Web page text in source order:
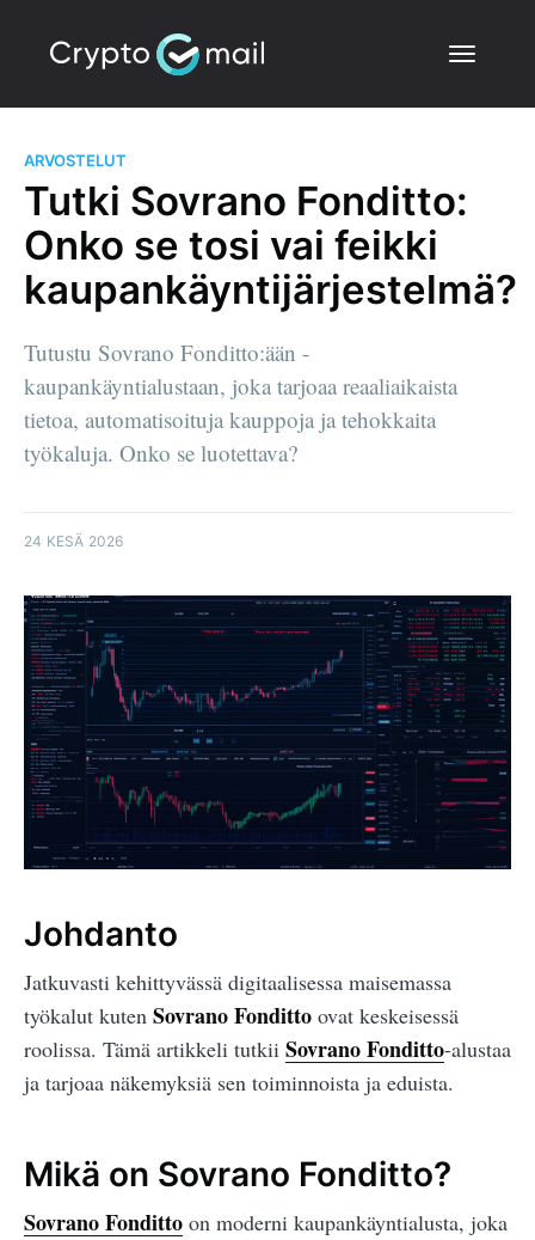
ARVOSTELUT
Tutki Sovrano Fonditto:
Onko se tosi vai feikki
kaupankäyntijärjestelmä?
Tutustu Sovrano Fonditto:ään -
kaupankäyntialustaan, joka tarjoaa reaaliaikaista
tietoa, automatisoituja kauppoja ja tehokkaita
työkaluja. Onko se luotettava?
24 KESÄ 2026
Johdanto
Jatkuvasti kehittyvässä digitaalisessa maisemassa
työkalut kuten Sovrano Fonditto ovat keskeisessä
roolissa. Tämä artikkeli tutkii Sovrano Fonditto-alustaa
ja tarjoaa näkemyksiä sen toiminnoista ja eduista.
Mikä on Sovrano Fonditto?
Sovrano Fonditto on moderni kaupankäyntialusta, joka